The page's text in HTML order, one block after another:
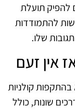
להפיק תועלת
להתמודדות
שלו.
קולניות
שונות, כולל